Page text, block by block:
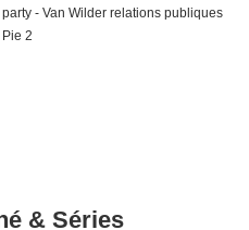
- Van Wilder relations publiques
2
& Séries